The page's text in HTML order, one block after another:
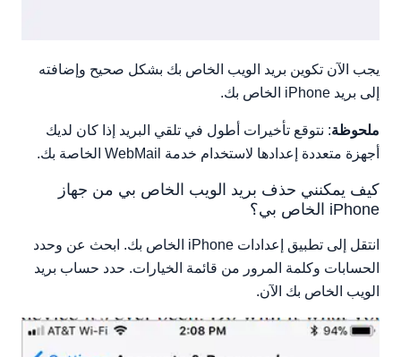
يجب الآن تكوين بريد الويب الخاص بك بشكل صحيح وإضافته
إلى بريد iPhone الخاص بك.
ملحوظة: نتوقع تأخيرات أطول في تلقي البريد إذا كان لديك
أجهزة متعددة إعدادها لاستخدام خدمة WebMail الخاصة بك.
كيف يمكنني حذف بريد الويب الخاص بي من جهاز
iPhone الخاص بي؟
انتقل إلى تطبيق إعدادات iPhone الخاص بك. ابحث عن وحدد
الحسابات وكلمة المرور من قائمة الخيارات. حدد حساب بريد
الويب الخاص بك الآن.